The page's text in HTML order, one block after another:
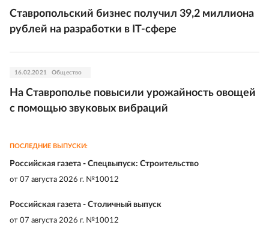
Ставропольский бизнес получил 39,2 миллиона
рублей на разработки в IT-сфере
16.02.2021 Общество
На Ставрополье повысили урожайность овощей
с помощью звуковых вибраций
ПОСЛЕДНИЕ ВЫПУСКИ:
Российская газета - Спецвыпуск: Строительство
от 07 августа 2026 г. №10012
Российская газета - Столичный выпуск
от 07 августа 2026 г. №10012